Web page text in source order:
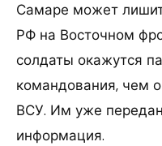
Самаре может
РФ на Восточном
солдаты окажутся
командования, чем
ВСУ. Им уже
информация.